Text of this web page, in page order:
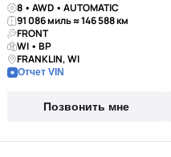
8 • AWD • AUTOMATIC
91 086 миль ≈ 146 588 км
FRONT
WI • BP
FRANKLIN, WI
Отчет VIN
Позвонить мне